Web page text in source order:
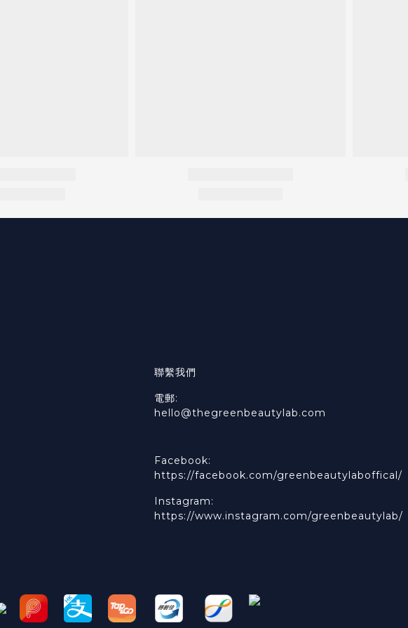
聯繫我們
電郵:
hello@thegreenbeautylab.com
Facebook:
https://facebook.com/greenbeautylaboffical/
Instagram:
https://www.instagram.com/greenbeautylab/